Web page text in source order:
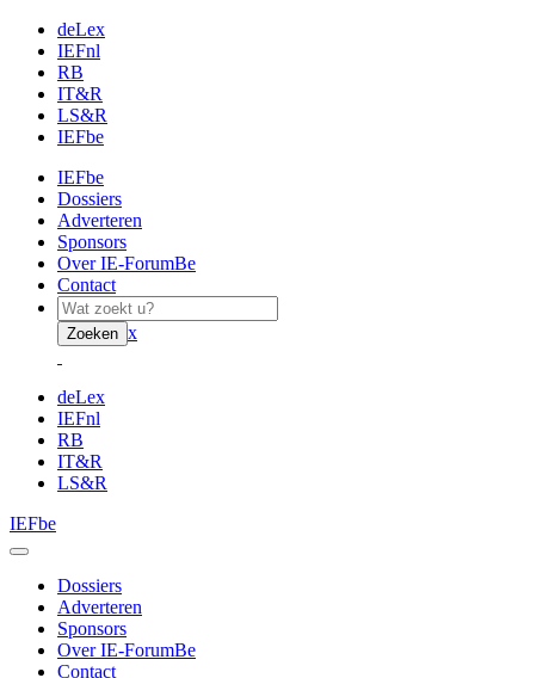
deLex
IEFnl
RB
IT&R
LS&R
IEFbe
IEFbe
Dossiers
Adverteren
Sponsors
Over IE-ForumBe
Contact
Zoeken x
deLex
IEFnl
RB
IT&R
LS&R
IEFbe
Dossiers
Adverteren
Sponsors
Over IE-ForumBe
Contact